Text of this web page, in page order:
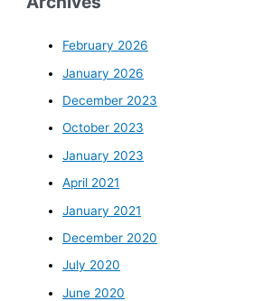
February 2026
January 2026
December 2023
October 2023
January 2023
April 2021
January 2021
December 2020
July 2020
June 2020